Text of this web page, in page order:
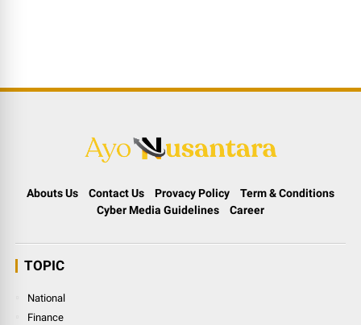
Abouts Us Contact Us Provacy Policy
Term & Conditions
Cyber Media Guidelines
Career
TOPIC
National
Finance